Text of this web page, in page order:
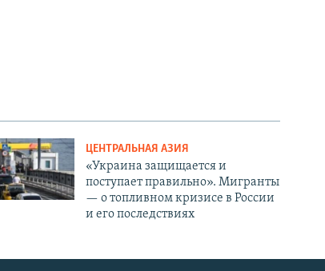
ЦЕНТРАЛЬНАЯ АЗИЯ
«Украина защищается и
поступает правильно». Мигранты
— о топливном кризисе в России
и его последствиях